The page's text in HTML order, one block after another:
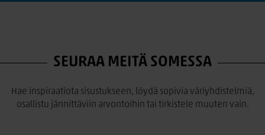
SEURAA MEITÄ SOMESSA
Hae inspiraatiota sisustukseen, löydä sopivia väriyhdistelmiä,
osallistu jännittäviin arvontoihin tai tirkistele muuten vain.